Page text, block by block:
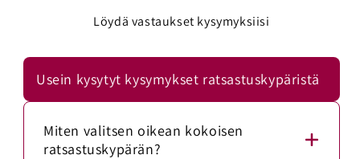
Löydä vastaukset kysymyksiisi
Usein kysytyt kysymykset ratsastuskypäristä
Miten valitsen oikean kokoisen
ratsastuskypärän?